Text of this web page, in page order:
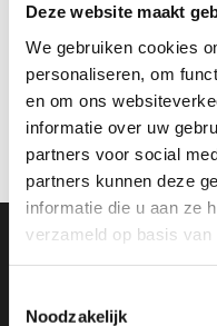
Deze website maakt
We gebruiken cookies
personaliseren, om
en om ons
informatie over uw
partners voor social
partners kunnen deze
informatie die u aan ze
verzameld op basis van
NoodzakelijkEn ontvang direct